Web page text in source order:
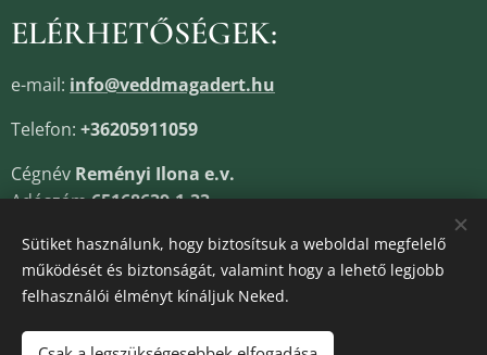
ELÉRHETŐSÉGEK:
e-mail: info@veddmagadert.hu
Telefon: +36205911059
Cégnév Reményi Ilona e.v.
Adószám65168639-1-33
Sütik
Sütiket használunk, hogy biztosítsuk a weboldal megfelelő
működését és biztonságát, valamint hogy a lehető legjobb
felhasználói élményt kínáljuk Neked.